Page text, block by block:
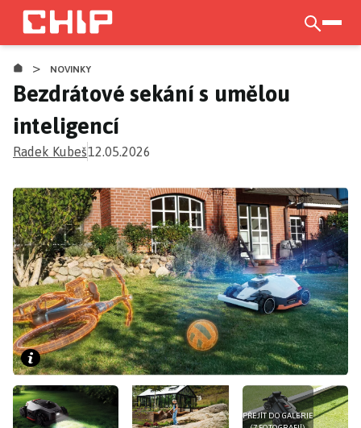
Přejít
hlavnímu
obsahu
> NOVINKY
Bezdrátové sekání s umělou
inteligencí
Radek Kubeš12.05.2026
PŘEJÍT DO GALERIE